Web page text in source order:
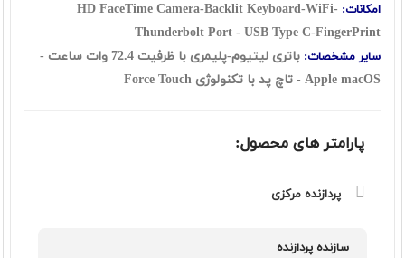
امکانات: HD FaceTime Camera-Backlit Keyboard-WiFi-
Thunderbolt Port - USB Type C-FingerPrint
سایر مشخصات:
باتری لیتیوم-پلیمری با ظرفیت 72.4 وات ساعت -
Apple macOS - تاچ پد با تکنولوژی Force Touch
پارامتر های محصول:
پردازنده مرکزی
سازنده پردازنده